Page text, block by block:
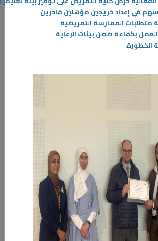
…تحديات الطلبة في رمضان وكيفية مواجهة تغيير
الفضيل ؟
شهر ذو طابع خاص ومميز يجمع ما بين الروحانية
فيإعداد خريجين مؤهلين قادرين
الممارسة التمريضية
بكفاءة ضمن بيئات الرعاية
الخطورة.